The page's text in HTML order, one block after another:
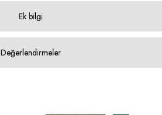
Ek bilgi
Değerlendirmeler